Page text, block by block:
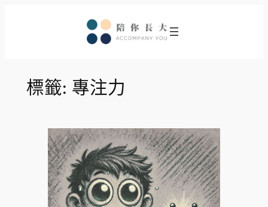
標籤: 專注力